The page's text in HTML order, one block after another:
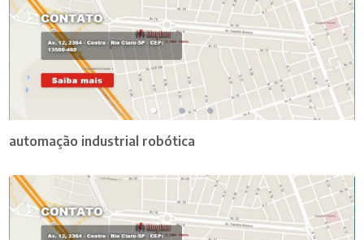
automação industrial robótica